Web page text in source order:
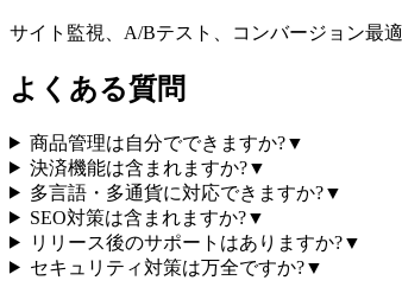
サイト監視、A/Bテスト、コンバージョン最
よくある質問
商品管理は自分でできますか?▼
決済機能は含まれますか?▼
多言語・多通貨に対応できますか?▼
SEO対策は含まれますか?▼
リリース後のサポートはありますか?▼
セキュリティ対策は万全ですか?▼